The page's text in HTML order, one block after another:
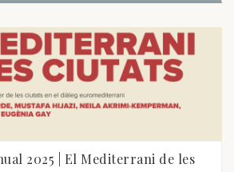
2025 | El Mediterrani de les